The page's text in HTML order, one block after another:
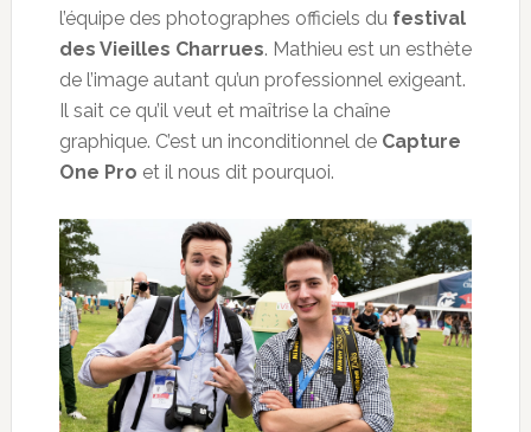
l’équipe des photographes officiels du festival
des Vieilles Charrues. Mathieu est un esthète
de l’image autant qu’un professionnel exigeant.
Il sait ce qu’il veut et maîtrise la chaîne
graphique. C’est un inconditionnel de Capture
One Pro et il nous dit pourquoi.